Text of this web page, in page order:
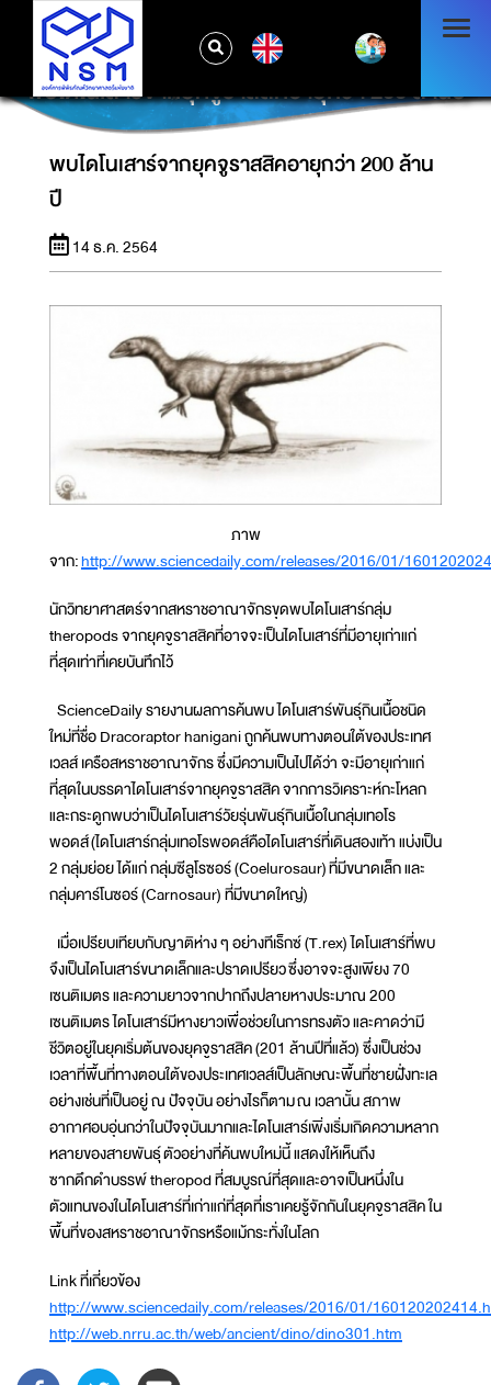
พบไดโนเสาร์จากยุคจูราสสิคอายุกว่า 200 ล้านปี
พบไดโนเสาร์จากยุคจูราสสิคอายุกว่า 200 ล้าน
ปี
14 ธ.ค. 2564
ภาพ
จาก:http://www.sciencedaily.com/releases/2016/01/
นักวิทยาศาสตร์จากสหราชอาณาจักรขุดพบไดโนเสาร์กลุ่ม
theropods จากยุคจูราสสิคที่อาจจะเป็นไดโนเสาร์ที่มีอายุเก่าแก่
ที่สุดเท่าที่เคยบันทึกไว้
ScienceDaily รายงานผลการค้นพบ ไดโนเสาร์พันธุ์กินเนื้อชนิด
ใหม่ที่ชื่อ Dracoraptor hanigani ถูกค้นพบทางตอนใต้ของประเทศ
เวลส์ เครือสหราชอาณาจักร ซึ่งมีความเป็นไปได้ว่า จะมีอายุเก่าแก่
ที่สุดในบรรดาไดโนเสาร์จากยุคจูราสสิค จากการวิเคราะห์กะโหลก
และกระดูกพบว่าเป็นไดโนเสาร์วัยรุ่นพันธุ์กินเนื้อในกลุ่มเทอโร
พอดส์ (ไดโนเสาร์กลุ่มเทอโรพอดส์คือไดโนเสาร์ที่เดินสองเท้า แบ่งเป็น
2 กลุ่มย่อย ได้แก่ กลุ่มซีลูโรซอร์ (Coelurosaur) ที่มีขนาดเล็ก และ
กลุ่มคาร์โนซอร์ (Carnosaur) ที่มีขนาดใหญ่)
เมื่อเปรียบเทียบกับญาติห่าง ๆ อย่างทีเร็กซ์ (T.rex) ไดโนเสาร์ที่พบ
จึงเป็นไดโนเสาร์ขนาดเล็กและปราดเปรียว ซึ่งอาจจะสูงเพียง 70
เซนติเมตร และความยาวจากปากถึงปลายหางประมาณ 200
เซนติเมตร ไดโนเสาร์มีหางยาวเพื่อช่วยในการทรงตัว และคาดว่ามี
ชีวิตอยู่ในยุคเริ่มต้นของยุคจูราสสิค (201 ล้านปีที่แล้ว) ซึ่งเป็นช่วง
เวลาที่พื้นที่ทางตอนใต้ของประเทศเวลส์เป็นลักษณะพื้นที่ชายฝั่งทะเล
อย่างเช่นที่เป็นอยู่ ณ ปัจจุบัน อย่างไรก็ตาม ณ เวลานั้น สภาพ
อากาศอบอุ่นกว่าในปัจจุบันมากและไดโนเสาร์เพิ่งเริ่มเกิดความหลาก
หลายของสายพันธุ์ ตัวอย่างที่ค้นพบใหม่นี้ แสดงให้เห็นถึง
ซากดึกดำบรรพ์ theropod ที่สมบูรณ์ที่สุดและอาจเป็นหนึ่งใน
ตัวแทนของในไดโนเสาร์ที่เก่าแก่ที่สุดที่เราเคยรู้จักกันในยุคจูราสสิค ใน
พื้นที่ของสหราชอาณาจักรหรือแม้กระทั่งในโลก
Link ที่เกี่ยวข้อง
http://www.sciencedaily.com/releases/2016/01/
http://web.nrru.ac.th/web/ancient/dino/dino301.htm